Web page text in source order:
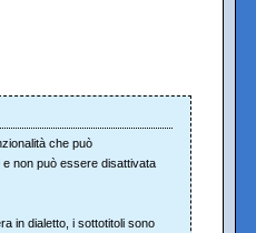
che può
non può essere disattivata
in dialetto, i sottotitoli sono